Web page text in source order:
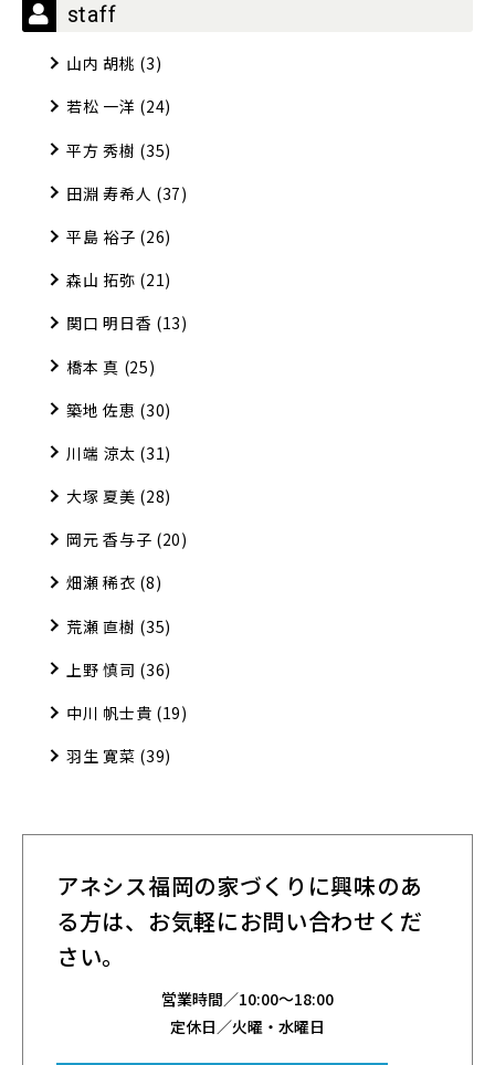
staff
山内 胡桃 (3)
若松 一洋 (24)
平方 秀樹 (35)
田淵 寿希人 (37)
平島 裕子 (26)
森山 拓弥 (21)
関口 明日香 (13)
橋本 真 (25)
築地 佐恵 (30)
川端 涼太 (31)
大塚 夏美 (28)
岡元 香与子 (20)
畑瀬 稀衣 (8)
荒瀬 直樹 (35)
上野 慎司 (36)
中川 帆士貴 (19)
羽生 寛菜 (39)
アネシス福岡の家づくりに興味のあ
る方は、 お気軽にお問い合わせくだ
さい。
営業時間／10:00～18:00
定休日／火曜・水曜日